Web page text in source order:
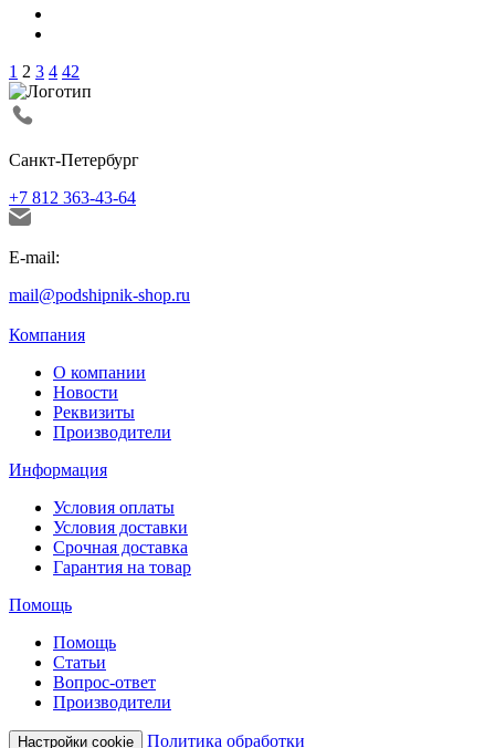
1 2 3 4 42
Санкт-Петербург
+7 812 363-43-64
E-mail:
mail@podshipnik-shop.ru
Компания
О компании
Новости
Реквизиты
Производители
Информация
Условия оплаты
Условия доставки
Срочная доставка
Гарантия на товар
Помощь
Помощь
Статьи
Вопрос-ответ
Производители
Настройки cookie Политика обработки